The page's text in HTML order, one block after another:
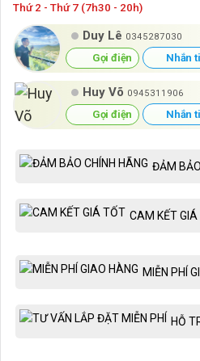
Thứ 2 - Thứ 7 (7h30 - 20h)
Duy Lê 0345287030
Gọi điện Nhắn
Huy Võ 0945311906
Gọi điện Nhắn
ĐẢM
CAM KẾT
MIỄN PHÍ
HỖ